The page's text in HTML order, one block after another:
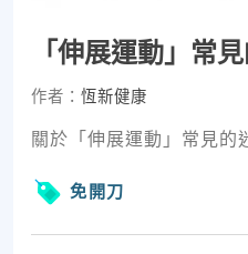
「伸展運動」常
作者： 恆新健康
關於「伸展運動」常見的
免開刀